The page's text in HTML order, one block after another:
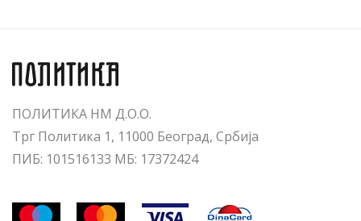
ПОЛИТИКА НМ Д.О.О.
Трг Политика 1, 11000 Београд, Србија
ПИБ: 101516133 МБ: 17372424